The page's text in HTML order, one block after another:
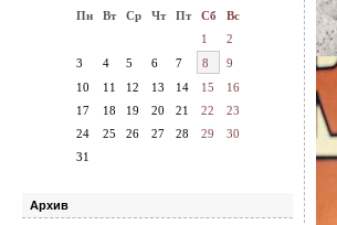
Пн
Вт Ср Чт Пт Сб
Вс
1
2
3
4 5 6 7 8
9
10
11 12 13 14 15
16
17
18 19 20 21 22
23
24
25 26 27 28 29
30
31
Архив